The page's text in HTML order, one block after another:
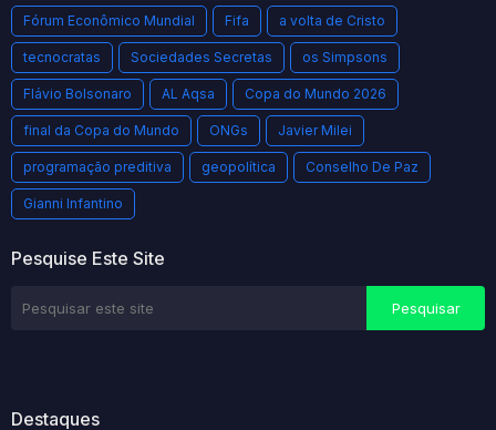
Fórum Econômico Mundial Fifa a volta de Cristo
tecnocratas Sociedades Secretas os Simpsons
Flávio Bolsonaro AL Aqsa Copa do Mundo 2026
final da Copa do Mundo ONGs Javier Milei
programação preditiva geopolítica Conselho De Paz
Gianni Infantino
Pesquise Este Site
Destaques